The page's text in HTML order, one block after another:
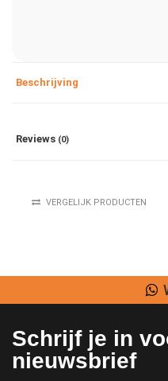
Beschrijving
Reviews (0)
VERGELIJK PRODUCTEN
Schrijf je in
nieuwsbrief